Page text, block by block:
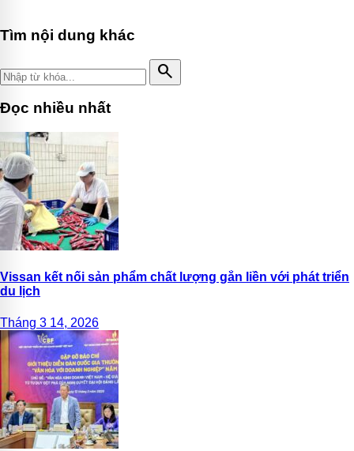
Tìm nội dung khác
search
Đọc nhiều nhất
Vissan kết nối sản phẩm chất lượng gắn liền với phát triển
du lịch
Tháng 3 14, 2026